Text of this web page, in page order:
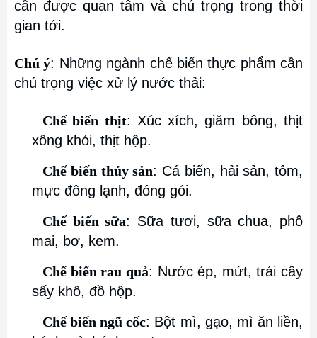
cần được quan tâm và chú trọng trong thời
gian tới.
Chú ý: Những ngành chế biến thực phẩm cần
chú trọng việc xử lý nước thải:
Chế biến thịt: Xúc xích, giăm bông, thịt
xông khói, thịt hộp.
Chế biến thủy sản: Cá biển, hải sản, tôm,
mực đông lạnh, đóng gói.
Chế biến sữa: Sữa tươi, sữa chua, phô
mai, bơ, kem.
Chế biến rau quả: Nước ép, mứt, trái cây
sấy khô, đồ hộp.
Chế biến ngũ cốc: Bột mì, gạo, mì ăn liền,